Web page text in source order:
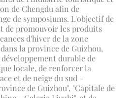
de Chengdu afin de
de symposiums. L'objectif de
de promouvoir les produits
d'hiver de la zone
la province de Guizhou,
durable de
locale, de renforcer la
et de neige du sud -
de Guizhou", "Capitale de